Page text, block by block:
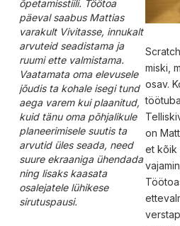
õpetamisstiili. Töötoa
päeval saabus Mattias
varakult Vivitasse, innukalt
arvuteid seadistama ja
ruumi ette valmistama.
Vaatamata oma elevusele
jõudis ta kohale isegi tund
aega varem kui plaanitud,
kuid tänu oma põhjalikule
planeerimisele suutis ta
arvutid üles seada, need
suure ekraaniga ühendada
ning lisaks kaasata
osalejatele lühikese
sirutuspausi.
miski,
osav.
on
et kõik